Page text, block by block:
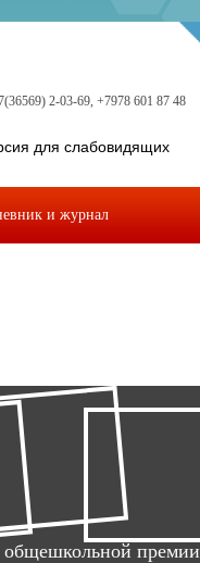
общешкольной премии
2-03-69, +7978 601 87 48
для слабовидящих
и журнал